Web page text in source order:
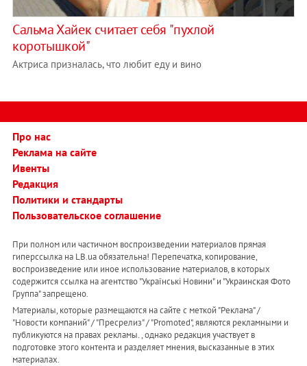
Сальма Хайек считает себя "пухлой
коротышкой"
Актриса призналась, что любит еду и вино
Про нас
Реклама на сайте
Ивенты
Редакция
Политики и стандарты
Пользовательское соглашение
При полном или частичном воспроизведении материалов прямая
гиперссылка на LB.ua обязательна! Перепечатка, копирование,
воспроизведение или иное использование материалов, в которых
содержится ссылка на агентство "Українськi Новини" и "Украинская Фото
Группа" запрещено.
Материалы, которые размещаются на сайте с меткой "Реклама" /
"Новости компаний" / "Пресрелиз" / "Promoted", являются рекламными и
публикуются на правах рекламы. , однако редакция участвует в
подготовке этого контента и разделяет мнения, высказанные в этих
материалах.